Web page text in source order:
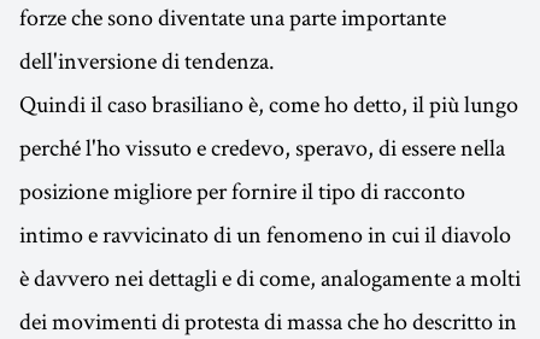
forze che sono diventate una parte importante
dell'inversione di tendenza.
Quindi il caso brasiliano è, come ho detto, il più lungo
perché l'ho vissuto e credevo, speravo, di essere nella
posizione migliore per fornire il tipo di racconto
intimo e ravvicinato di un fenomeno in cui il diavolo
è davvero nei dettagli e di come, analogamente a molti
dei movimenti di protesta di massa che ho descritto in